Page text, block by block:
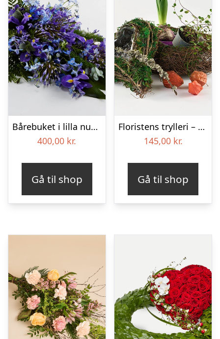
Bårebuket i lilla nuancer – Blomster til begravelse
400,00 kr.
Gå til shop
Floristens trylleri – gravpynt – Blomster til begravelse
145,00 kr.
Gå til shop